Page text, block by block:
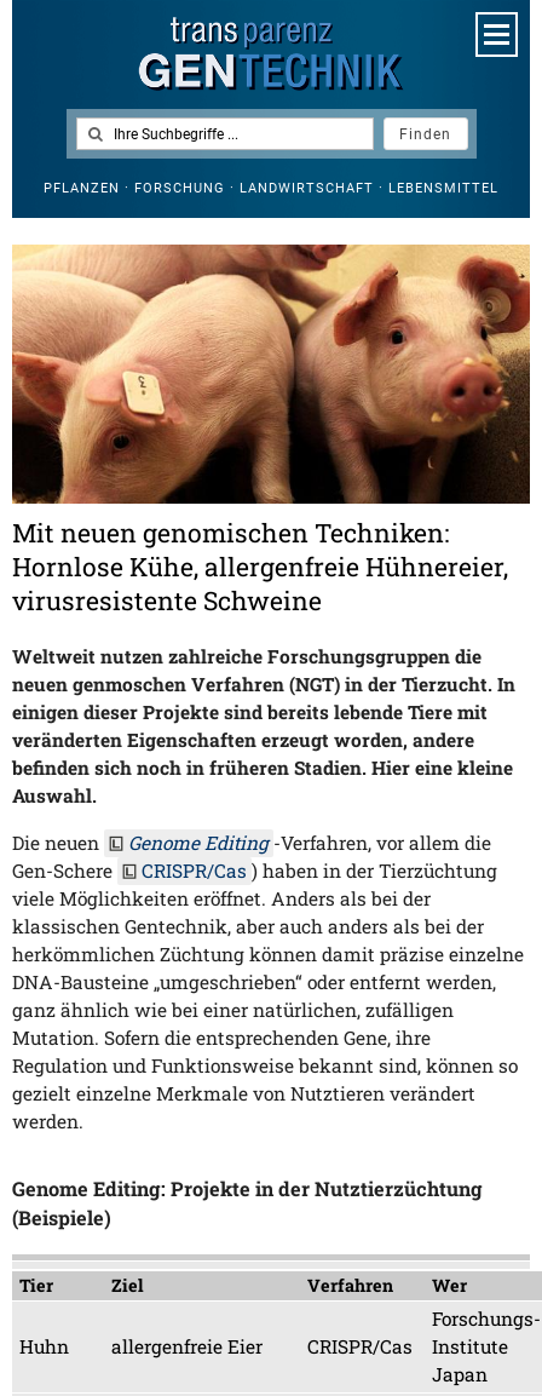
PFLANZEN · FORSCHUNG · LANDWIRTSCHAFT · LEBENSMITTEL
Mit neuen genomischen Techniken:
Hornlose Kühe, allergenfreie Hühnereier,
virusresistente Schweine
Weltweit nutzen zahlreiche Forschungsgruppen die
neuen genmoschen Verfahren (NGT) in der Tierzucht. In
einigen dieser Projekte sind bereits lebende Tiere mit
veränderten Eigenschaften erzeugt worden, andere
befinden sich noch in früheren Stadien. Hier eine kleine
Auswahl.
Die neuen
Genome Editing -Verfahren, vor allem die
Gen-Schere
CRISPR/Cas ) haben in der Tierzüchtung
viele Möglichkeiten eröffnet. Anders als bei der
klassischen Gentechnik, aber auch anders als bei der
herkömmlichen Züchtung können damit präzise einzelne
DNA-Bausteine „umgeschrieben“ oder entfernt werden,
ganz ähnlich wie bei einer natürlichen, zufälligen
Mutation. Sofern die entsprechenden Gene, ihre
Regulation und Funktionsweise bekannt sind, können so
gezielt einzelne Merkmale von Nutztieren verändert
werden.
Genome Editing: Projekte in der Nutztierzüchtung
(Beispiele)
Tier Ziel Verfahren Wer
Huhn allergenfreie Eier CRISPR/Cas
Forschungs-
Institute
Japan